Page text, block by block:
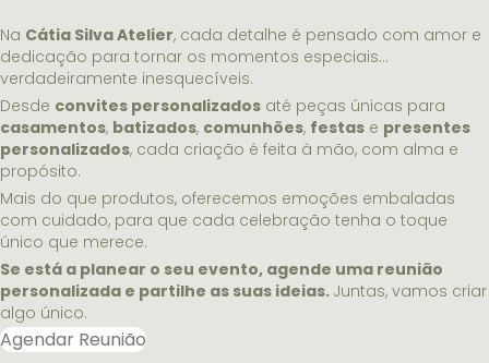
Na Cátia Silva Atelier, cada detalhe é pensado com amor e
dedicação para tornar os momentos especiais…
verdadeiramente inesquecíveis.
Desde convites personalizados até peças únicas para
casamentos, batizados, comunhões, festas e presentes
personalizados, cada criação é feita à mão, com alma e
propósito.
Mais do que produtos, oferecemos emoções embaladas
com cuidado, para que cada celebração tenha o toque
único que merece.
Se está a planear o seu evento, agende uma reunião
personalizada e partilhe as suas ideias. Juntas, vamos criar
algo único.
Agendar Reunião